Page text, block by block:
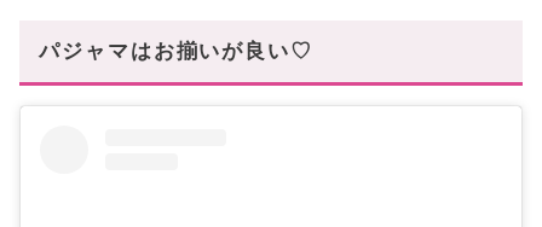
パジャマはお揃いが良い♡